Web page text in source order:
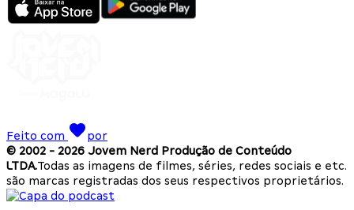
Feito com
por
© 2002 - 2026 Jovem Nerd Produção de Conteúdo
LTDA.Todas as imagens de filmes, séries, redes sociais e etc.
são marcas registradas dos seus respectivos proprietários.